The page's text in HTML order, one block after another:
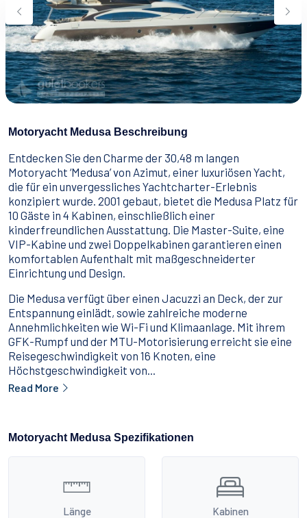
Essen & Trinken
Wie man bucht
Geschäftsbedingungen
Kontakt
Motoryacht Medusa Beschreibung
Entdecken Sie den Charme der 30,48 m langen
Motoryacht ‘Medusa’ von Azimut, einer luxuriösen Yacht,
die für ein unvergessliches Yachtcharter-Erlebnis
konzipiert wurde. 2001 gebaut, bietet die Medusa Platz für
10 Gäste in 4 Kabinen, einschließlich einer
kinderfreundlichen Ausstattung. Die Master-Suite, eine
VIP-Kabine und zwei Doppelkabinen garantieren einen
komfortablen Aufenthalt mit maßgeschneiderter
Einrichtung und Design.
Die Medusa verfügt über einen Jacuzzi an Deck, der zur
Entspannung einlädt, sowie zahlreiche moderne
Annehmlichkeiten wie Wi-Fi und Klimaanlage. Mit ihrem
GFK-Rumpf und der MTU-Motorisierung erreicht sie eine
Reisegeschwindigkeit von 16 Knoten, eine
Höchstgeschwindigkeit von...
Read More
Motoryacht Medusa Spezifikationen
Länge Kabinen